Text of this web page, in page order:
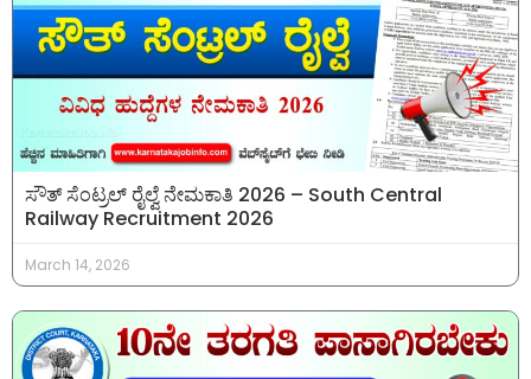
ಸೌತ್ ಸೆಂಟ್ರಲ್ ರೈಲ್ವೆ ನೇಮಕಾತಿ 2026 – South Central
Railway Recruitment 2026
March 14, 2026